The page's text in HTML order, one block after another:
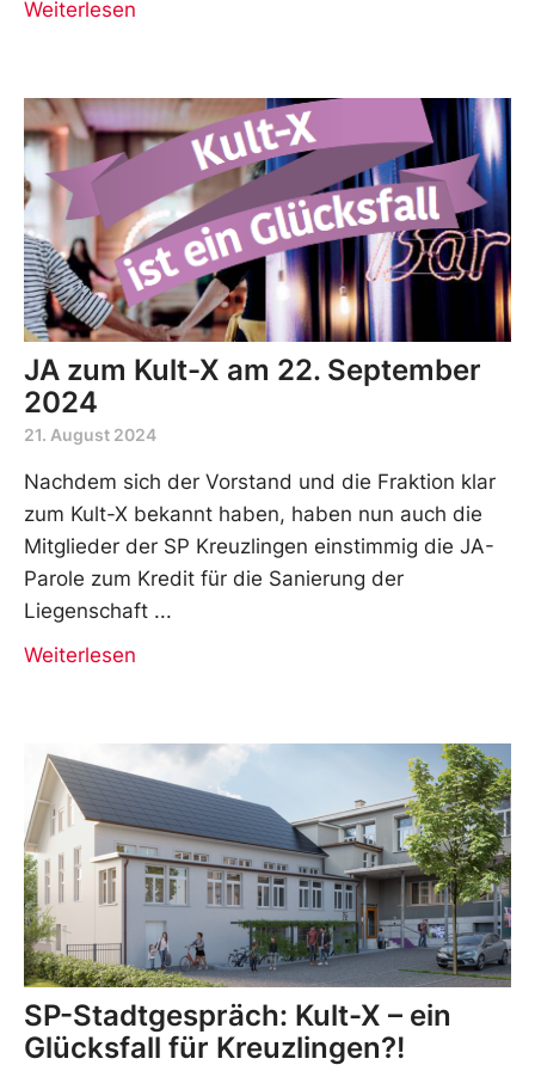
Weiterlesen
JA zum Kult-X am 22. September
2024
21. August 2024
Nachdem sich der Vorstand und die Fraktion klar
zum Kult-X bekannt haben, haben nun auch die
Mitglieder der SP Kreuzlingen einstimmig die JA-
Parole zum Kredit für die Sanierung der
Liegenschaft
Weiterlesen
SP-Stadtgespräch: Kult-X ­– ein
Glücksfall für Kreuzlingen?!